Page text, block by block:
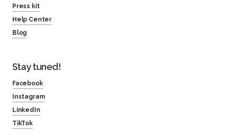
Press kit
Help Center
Blog
Stay tuned!
Facebook
Instagram
LinkedIn
TikTok